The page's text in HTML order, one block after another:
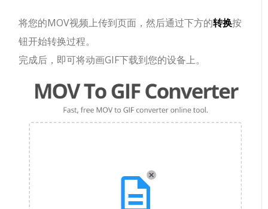
将您的MOV视频上传到页面，然后通过下方的转换按
钮开始转换过程。
完成后，即可将动画GIF下载到您的设备上。